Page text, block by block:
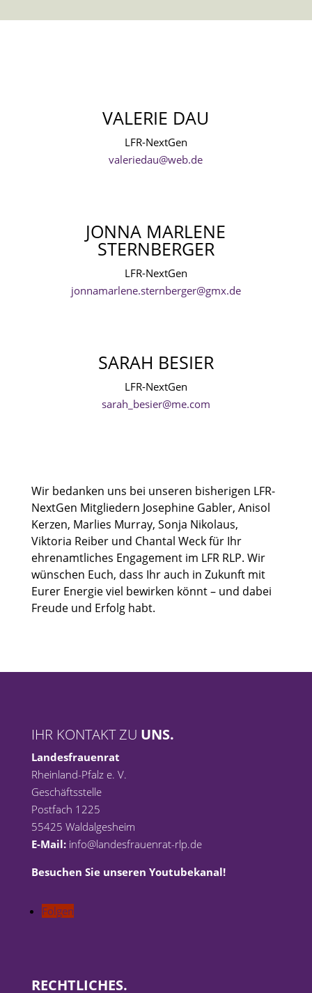
VALERIE DAU
LFR-NextGen
valeriedau@web.de
JONNA MARLENE
STERNBERGER
LFR-NextGen
jonnamarlene.sternberger@gmx.de
SARAH BESIER
LFR-NextGen
sarah_besier@me.com
Wir bedanken uns bei unseren bisherigen LFR-
NextGen Mitgliedern Josephine Gabler, Anisol
Kerzen, Marlies Murray, Sonja Nikolaus,
Viktoria Reiber und Chantal Weck für Ihr
ehrenamtliches Engagement im LFR RLP. Wir
wünschen Euch, dass Ihr auch in Zukunft mit
Eurer Energie viel bewirken könnt – und dabei
Freude und Erfolg habt.
IHR KONTAKT ZU UNS.
Landesfrauenrat
Rheinland-Pfalz e. V.
Geschäftsstelle
Postfach 1225
55425 Waldalgesheim
E-Mail: info@landesfrauenrat-rlp.de
Besuchen Sie unseren Youtubekanal!
Folgen
RECHTLICHES.